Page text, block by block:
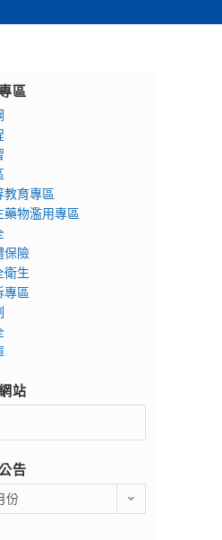
區
教育專區
藥物濫用專區
保險
衛生
專區
站
告
份